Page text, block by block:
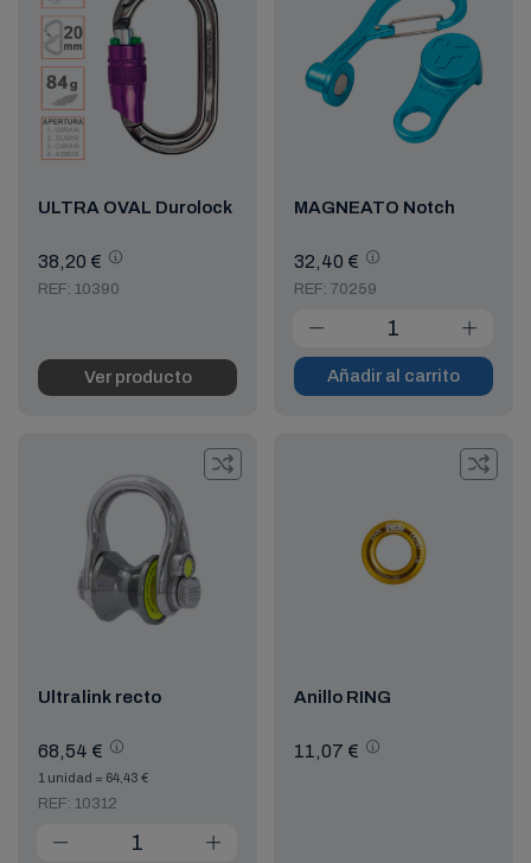
ULTRA OVAL Durolock
38,20 €
REF: 10390
Ver producto
MAGNEATO Notch
32,40 €
REF: 70259
Añadir al carrito
Ultralink recto
68,54 €
1 unidad = 64,43 €
REF: 10312
Anillo RING
11,07 €